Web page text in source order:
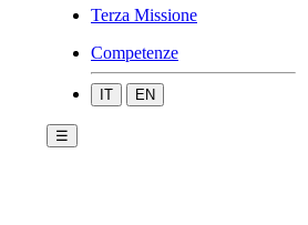
Terza Missione
Competenze
IT EN
☰